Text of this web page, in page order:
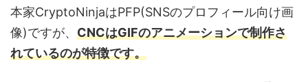
本家CryptoNinjaはPFP(SNSのプロフィール向け画
像)ですが、 CNCはGIFのアニメーションで制作さ
れているのが特徴です。